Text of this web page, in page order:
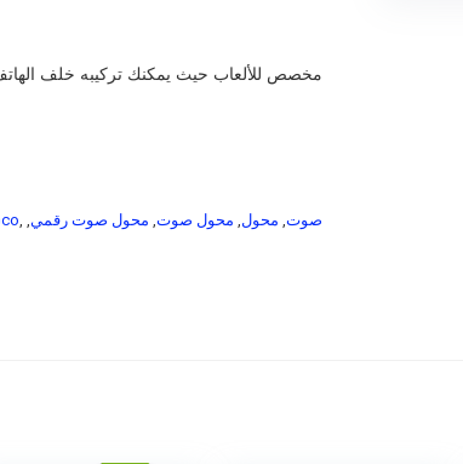
مخصص للألعاب حيث يمكنك تركيبه خلف
صوت, محول محول صوت, محول صوت رقمي